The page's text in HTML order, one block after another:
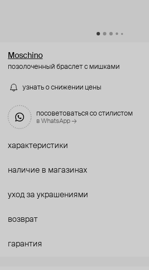
Moschino
позолоченный браслет с мишками
узнать о снижении цены
посоветоваться со стилистом
в WhatsApp →
характеристики
наличие в магазинах
уход за украшениями
возврат
гарантия